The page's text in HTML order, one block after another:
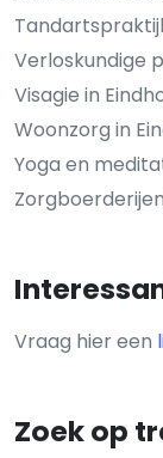
Verloskundige
Visagie in
Woonzorg in
Yoga en
Vraag hier een
Zoek op